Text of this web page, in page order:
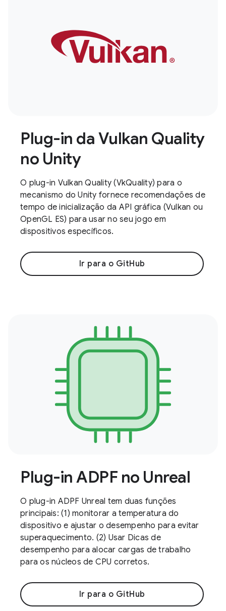
Plug-in da Vulkan Quality
no Unity
O plug-in Vulkan Quality (VkQuality) para o
mecanismo do Unity fornece recomendações de
tempo de inicialização da API gráfica (Vulkan ou
OpenGL ES) para usar no seu jogo em
dispositivos específicos.
Ir para o GitHub
Plug-in ADPF no Unreal
O plug-in ADPF Unreal tem duas funções
principais: (1) monitorar a temperatura do
dispositivo e ajustar o desempenho para evitar
superaquecimento. (2) Usar Dicas de
desempenho para alocar cargas de trabalho
para os núcleos de CPU corretos.
Ir para o GitHub